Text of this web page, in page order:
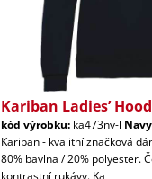
Kariban Ladies’
kód výrobku: ka473nv-l Navy
Kariban - kvalitní značková
80% bavlna / 20% polyester.